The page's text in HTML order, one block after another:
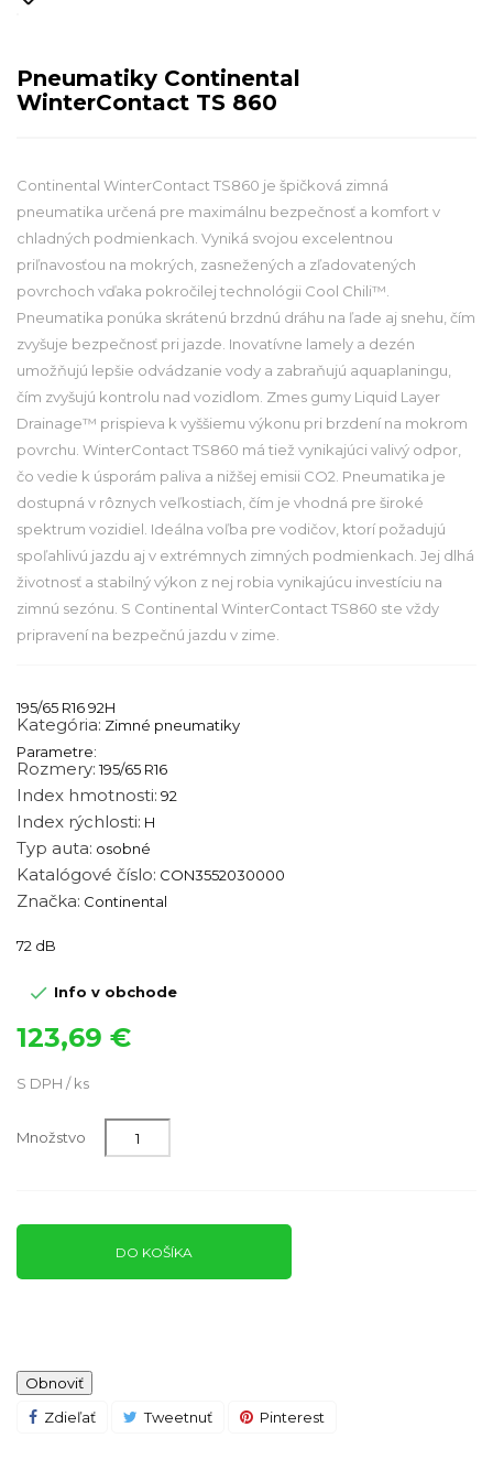
Pneumatiky Continental
WinterContact TS 860
Continental WinterContact TS860 je špičková zimná
pneumatika určená pre maximálnu bezpečnosť a komfort v
chladných podmienkach. Vyniká svojou excelentnou
priľnavosťou na mokrých, zasnežených a zľadovatených
povrchoch vďaka pokročilej technológii Cool Chili™.
Pneumatika ponúka skrátenú brzdnú dráhu na ľade aj snehu, čím
zvyšuje bezpečnosť pri jazde. Inovatívne lamely a dezén
umožňujú lepšie odvádzanie vody a zabraňujú aquaplaningu,
čím zvyšujú kontrolu nad vozidlom. Zmes gumy Liquid Layer
Drainage™ prispieva k vyššiemu výkonu pri brzdení na mokrom
povrchu. WinterContact TS860 má tiež vynikajúci valivý odpor,
čo vedie k úsporám paliva a nižšej emisii CO2. Pneumatika je
dostupná v rôznych veľkostiach, čím je vhodná pre široké
spektrum vozidiel. Ideálna voľba pre vodičov, ktorí požadujú
spoľahlivú jazdu aj v extrémnych zimných podmienkach. Jej dlhá
životnosť a stabilný výkon z nej robia vynikajúcu investíciu na
zimnú sezónu. S Continental WinterContact TS860 ste vždy
pripravení na bezpečnú jazdu v zime.
195/65 R16 92H
Kategória: Zimné pneumatiky
Parametre:
Rozmery: 195/65 R16
Index hmotnosti: 92
Index rýchlosti: H
Typ auta: osobné
Katalógové číslo: CON3552030000
Značka: Continental
72 dB
 Info v obchode
123,69 €
S DPH / ks
Množstvo
DO KOŠÍKA
Zdieľať Tweetnuť Pinterest